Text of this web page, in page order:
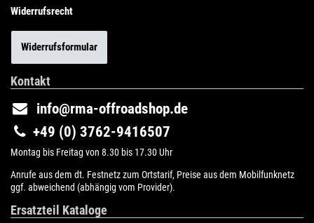
Widerrufsrecht
Widerrufsformular
Kontakt
info@rma-offroadshop.de
+49 (0) 3762-9416507
Montag bis Freitag von 8.30 bis 17.30 Uhr
Anrufe aus dem dt. Festnetz zum Ortstarif, Preise aus dem Mobilfunknetz
ggf. abweichend (abhängig vom Provider).
Ersatzteil Kataloge